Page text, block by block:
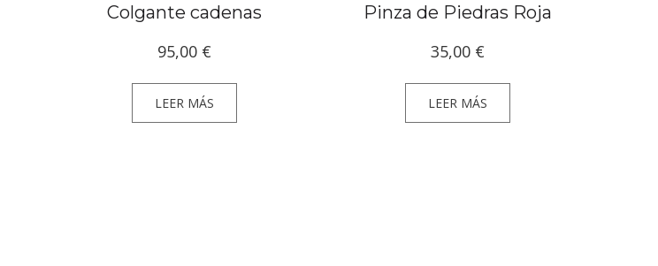
Colgante cadenas
95,00 €
LEER MÁS
Pinza de Piedras Roja
35,00 €
LEER MÁS